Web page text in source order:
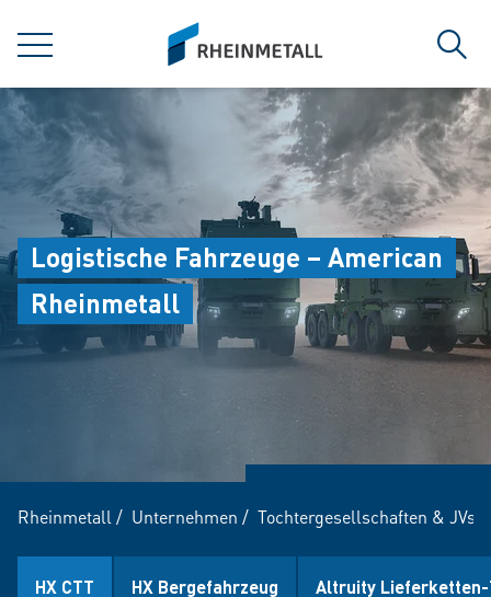
MENÜ
siteLogo
Logistische Fahrzeuge – American
Rheinmetall
Rheinmetall / Unternehmen / Tochtergesellschaften & JVs
HX CTT HX Bergefahrzeug Altruity Lieferketten-